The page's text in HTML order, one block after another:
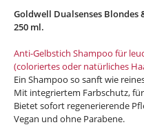
Goldwell Dualsenses
250 ml.
Anti-Gelbstich Shampoo für
(coloriertes oder natürliches
Ein Shampoo so sanft wie
Mit integriertem Farbschutz,
Bietet sofort regenerierende
Vegan und ohne Parabene.